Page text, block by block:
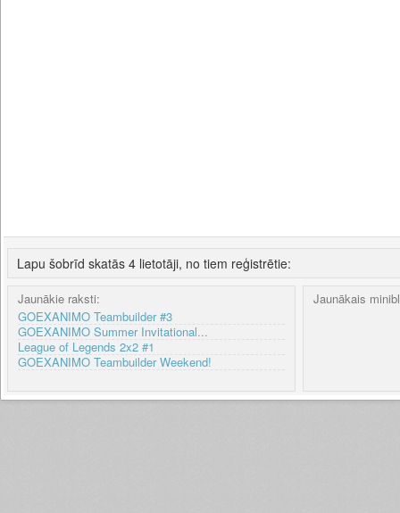
Lapu šobrīd skatās 4 lietotāji, no tiem reģistrētie:
Jaunākie raksti:
GOEXANIMO Teambuilder #3
GOEXANIMO Summer Invitational...
League of Legends 2x2 #1
GOEXANIMO Teambuilder Weekend!
Jaunākais